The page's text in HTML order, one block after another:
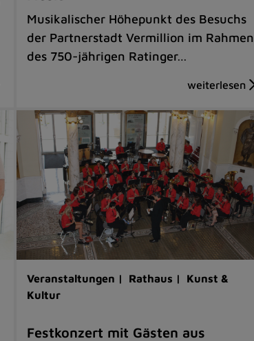
Musikalischer Höhepunkt des Besuchs
der Partnerstadt Vermillion im Rahmen
des 750-jährigen Ratinger…
Veranstaltungen | Rathaus |
Kunst &
Kultur
Festkonzert mit Gästen aus